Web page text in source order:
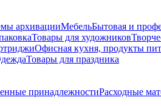
архивацииМебельБытовая и
Товары для художников
Офисная кухня, продукты
Товары для праздника
принадлежностиРасходные